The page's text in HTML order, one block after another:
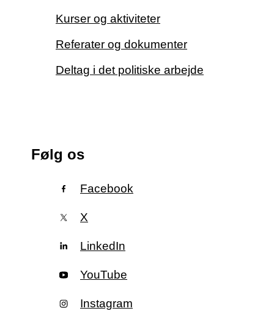
Kurser og aktiviteter
Referater og dokumenter
Deltag i det politiske arbejde
Følg os
Facebook
X
LinkedIn
YouTube
Instagram